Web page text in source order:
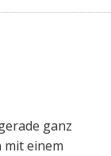
ganz
mit einem